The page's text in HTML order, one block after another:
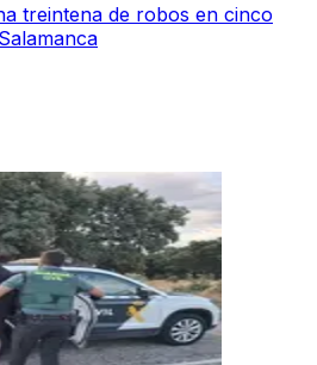
treintena de robos en cinco